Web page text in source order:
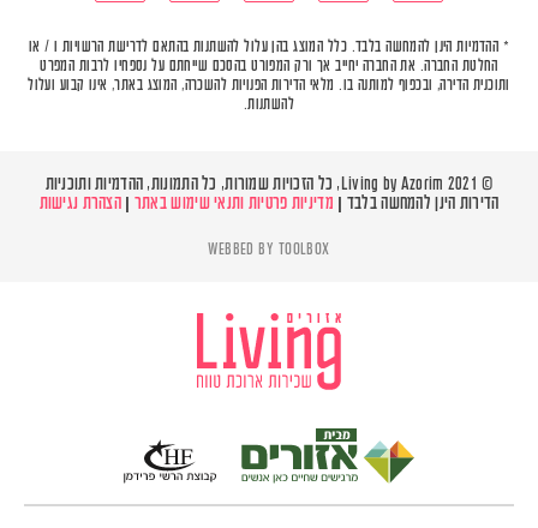
* ההדמיות הינן להמחשה בלבד. כלל המוצג בהן עלול להשתנות בהתאם לדרישת הרשויות ו / או
החלטת החברה. את החברה יחייב אך ורק המפורט בהסכם שייחתם על נספחיו לרבות המפרט
ותוכנית הדירה, ובכפוף למותנה בו. מלאי הדירות הפנויות להשכרה, המוצג באתר, אינו קבוע ועלול
להשתנות.
© Living by Azorim 2021, כל הזכויות שמורות, כל התמונות, ההדמיות ותוכניות
הדירות הינן להמחשה בלבד |
מדיניות פרטיות ותנאי שימוש באתר הצהרת נגישות
WEBBED BY TOOLBOX